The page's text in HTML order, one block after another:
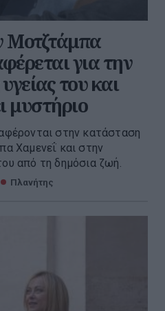
Μοτζτάμπα
για την
του και
μυστήριο
στην κατάσταση
Χαμενεΐ και στην
από τη δημόσια ζωή.
Πλανήτης